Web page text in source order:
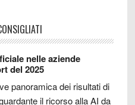
nelle aziende
del 2025
panoramica dei risultati di
il ricorso alla AI da